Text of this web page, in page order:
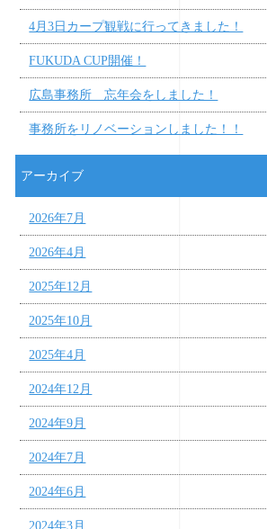
4月3日カープ観戦に行ってきました！
FUKUDA CUP開催！
広島事務所 忘年会をしました！
事務所をリノベーションしました！！
アーカイブ
2026年7月
2026年4月
2025年12月
2025年10月
2025年4月
2024年12月
2024年9月
2024年7月
2024年6月
2024年3月